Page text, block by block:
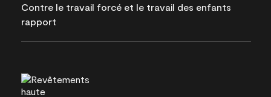
Contre le travail forcé et le travail des enfants
rapport